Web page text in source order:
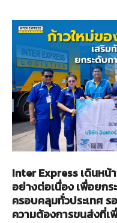
Inter Express เดินห
อย่างต่อเนื่อง เพื่อยก
ครอบคลุมทั่วประเทศ ร
ความต้องการขนส่งที่เ